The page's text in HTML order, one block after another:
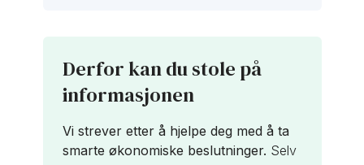
Derfor kan du stole på
informasjonen
Vi strever etter å hjelpe deg med å ta
smarte økonomiske beslutninger. Selv